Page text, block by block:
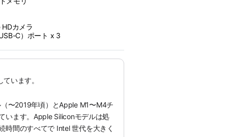
カメラ
C）ポート x 3
います。
〜2019年頃）とApple M1〜M4チ
います。Apple Siliconモデルは処
時間のすべてで Intel 世代を大きく